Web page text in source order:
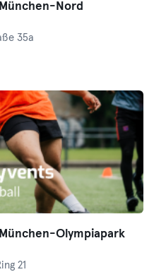
Nord
35a
Olympiapark
21